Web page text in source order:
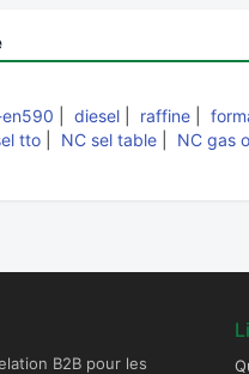
diesel raffine
tto NC sel table NC gas
B2B pour les